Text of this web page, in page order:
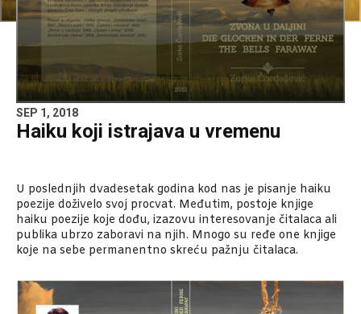
SEP 1, 2018
Haiku koji istrajava u vremenu
U poslednjih dvadesetak godina kod nas je pisanje haiku
poezije doživelo svoj procvat. Međutim, postoje knjige
haiku poezije koje dođu, izazovu interesovanje čitalaca ali
publika ubrzo zaboravi na njih. Mnogo su ređe one knjige
koje na sebe permanentno skreću pažnju čitalaca.